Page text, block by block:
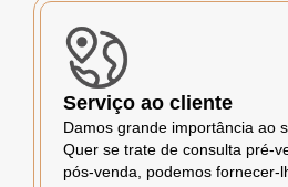
Serviço ao cliente
Damos grande importância ao
Quer se trate de consulta pré-
pós-venda, podemos fornecer-